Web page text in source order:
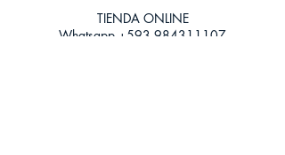
Tamaño: Grande
TIENDA ONLINE​
Whatsapp +593 984311107